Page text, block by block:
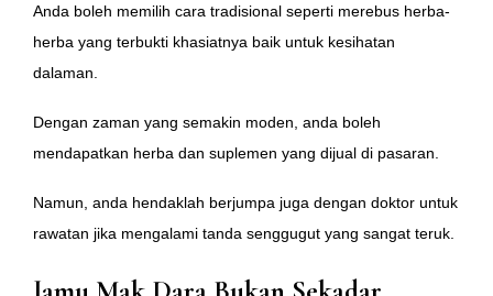
Anda boleh memilih cara tradisional seperti merebus herba-
herba yang terbukti khasiatnya baik untuk kesihatan
dalaman.
Dengan zaman yang semakin moden, anda boleh
mendapatkan herba dan suplemen yang dijual di pasaran.
Namun, anda hendaklah berjumpa juga dengan doktor untuk
rawatan jika mengalami tanda senggugut yang sangat teruk.